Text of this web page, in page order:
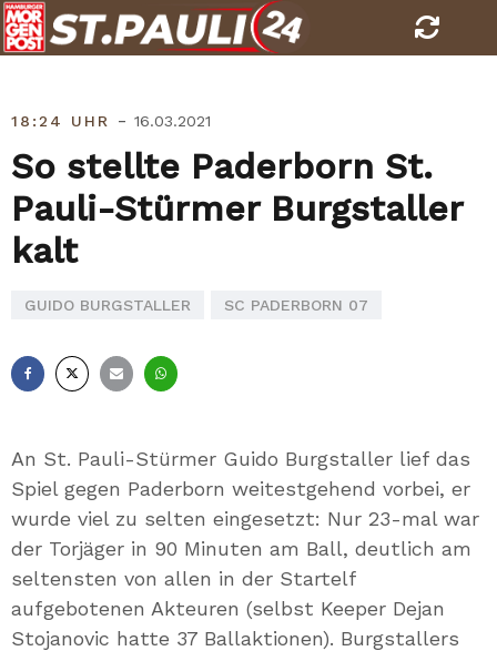
Skip
to
18:24 UHR - 16.03.2021
So stellte Paderborn St.
Pauli-Stürmer Burgstaller
kalt
GUIDO BURGSTALLER SC PADERBORN 07
An St. Pauli-Stürmer Guido Burgstaller lief das
Spiel gegen Paderborn weitestgehend vorbei, er
wurde viel zu selten eingesetzt: Nur 23-mal war
der Torjäger in 90 Minuten am Ball, deutlich am
seltensten von allen in der Startelf
aufgebotenen Akteuren (selbst Keeper Dejan
Stojanovic hatte 37 Ballaktionen). Burgstallers